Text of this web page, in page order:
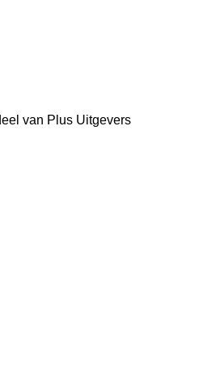
van Plus Uitgevers